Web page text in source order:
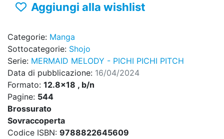
Aggiungi alla wishlist
Categorie: Manga
Sottocategorie: Shojo
Serie: MERMAID MELODY - PICHI PICHI PITCH
Data di pubblicazione: 16/04/2024
Formato: 12.8x18 , b/n
Pagine: 544
Brossurato
Sovraccoperta
Codice ISBN: 9788822645609